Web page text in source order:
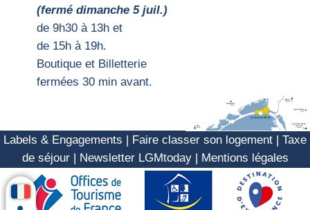
(fermé dimanche 5 juil.)
de 9h30 à 13h et
de 15h à 19h.
Boutique et Billetterie
fermées 30 min avant.
Labels & Engagements Faire classer son logement
Taxe
de séjour| Newsletter LGMtoday| Mentions légales